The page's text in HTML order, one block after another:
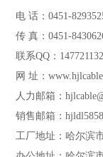
电 话：0451-
传 真：0451-
联系QQ：
网 址：
人力邮箱：
销售邮箱：
工厂地址：哈尔滨